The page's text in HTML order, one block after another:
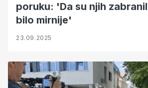
poruku: 'Da su njih
bilo mirnije'
23.09.2025